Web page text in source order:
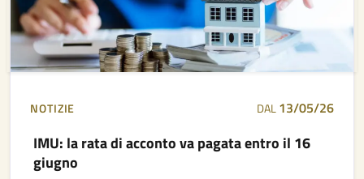
NOTIZIE DAL13/05/26
IMU: la rata di acconto va pagata entro il 16
giugno